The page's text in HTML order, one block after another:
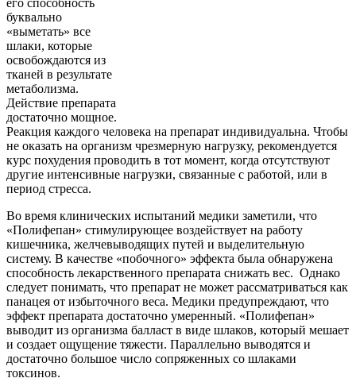
его способность
буквально
«выметать» все
шлаки, которые
освобождаются из
тканей в результате
метаболизма.
Действие препарата
достаточно мощное.
Реакция каждого человека на препарат индивидуальна. Чтобы
не оказать на организм чрезмерную нагрузку, рекомендуется
курс похудения проводить в тот момент, когда отсутствуют
другие интенсивные нагрузки, связанные с работой, или в
период стресса.
Во время клинических испытаний медики заметили, что
«Полифепан» стимулирующее воздействует на работу
кишечника, желчевыводящих путей и выделительную
систему. В качестве «побочного» эффекта была обнаружена
способность лекарственного препарата снижать вес. Однако
следует понимать, что препарат не может рассматриваться как
панацея от избыточного веса. Медики предупреждают, что
эффект препарата достаточно умеренный. «Полифепан»
выводит из организма балласт в виде шлаков, который мешает
и создает ощущение тяжести. Параллельно выводятся и
достаточно большое число сопряженных со шлаками
токсинов.